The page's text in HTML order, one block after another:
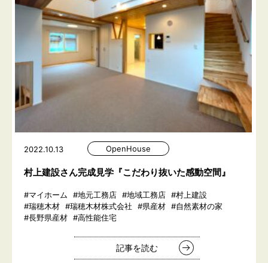
2022.10.13 OpenHouse
村上建設さん完成見学『こだわり抜いた感動空間』
#マイホーム #地元工務店 #地域工務店 #村上建設
#瑞穂木材 #瑞穂木材株式会社 #県産材 #自然素材の家
#長野県産材 #高性能住宅
記事を読む